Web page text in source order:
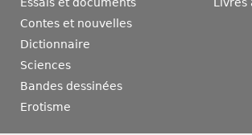
Essais et documents
Contes et nouvelles
Dictionnaire
Sciences
Bandes dessinées
Erotisme
Livres